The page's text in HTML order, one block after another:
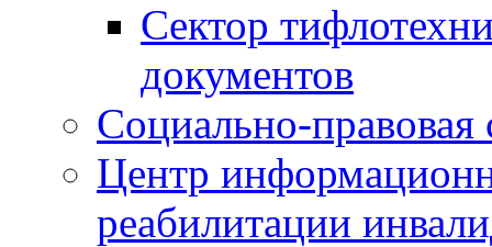
Сектор
документов
Социально-правовая
Центр
реабилитации